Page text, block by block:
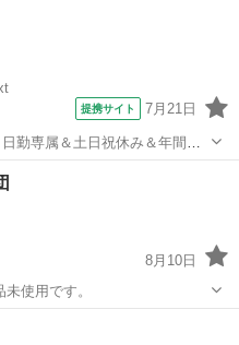
提携サイト 7月21日
勤専属＆土日祝休み＆年間休
ー通勤OK＆無料駐車場あり
城県常陸大宮市》 人気の
他
8月10日
使用です。